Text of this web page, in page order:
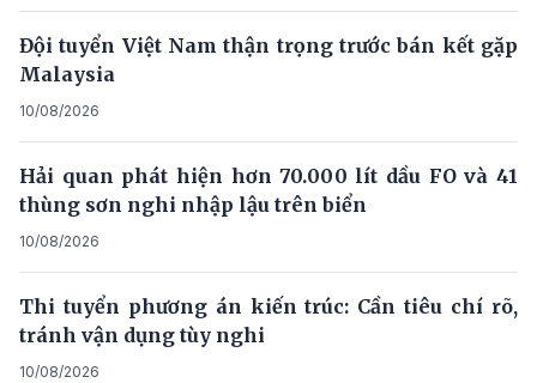
Đội tuyển Việt Nam thận trọng trước bán kết gặp
Malaysia
10/08/2026
Hải quan phát hiện hơn 70.000 lít dầu FO và 41
thùng sơn nghi nhập lậu trên biển
10/08/2026
Thi tuyển phương án kiến trúc: Cần tiêu chí rõ,
tránh vận dụng tùy nghi
10/08/2026